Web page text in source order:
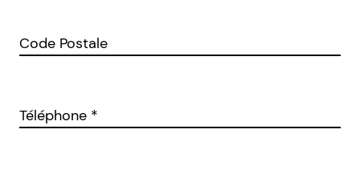
Code Postale
Téléphone *